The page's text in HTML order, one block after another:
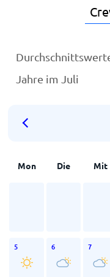
Jahre im Juli
Mon Die Mit
5 6 7